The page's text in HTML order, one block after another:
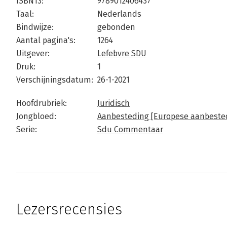
Taal:
Nederlands
Bindwijze:
gebonden
Aantal pagina's:
1264
Uitgever:
Lefebvre SDU
Druk:
1
Verschijningsdatum: 26-1-2021
Hoofdrubriek:
Juridisch
Jongbloed:
Aanbesteding [Europese
Serie:
Sdu Commentaar
Lezersrecensies